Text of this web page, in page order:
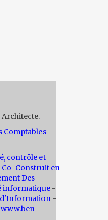
Architecte.
Comptables -
contrôle et
Co-Construit en
Des
informatique -
d'Information -
www.ben-